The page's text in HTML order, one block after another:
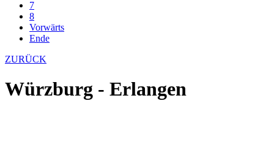
7
8
Vorwärts
Ende
ZURÜCK
Würzburg - Erlangen